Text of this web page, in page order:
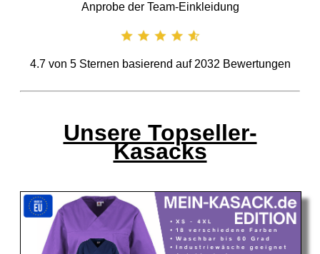
Anprobe der Team-Einkleidung
4.7von 5Sternen basierend auf 2032 Bewertungen
Unsere Topseller-
Kasacks